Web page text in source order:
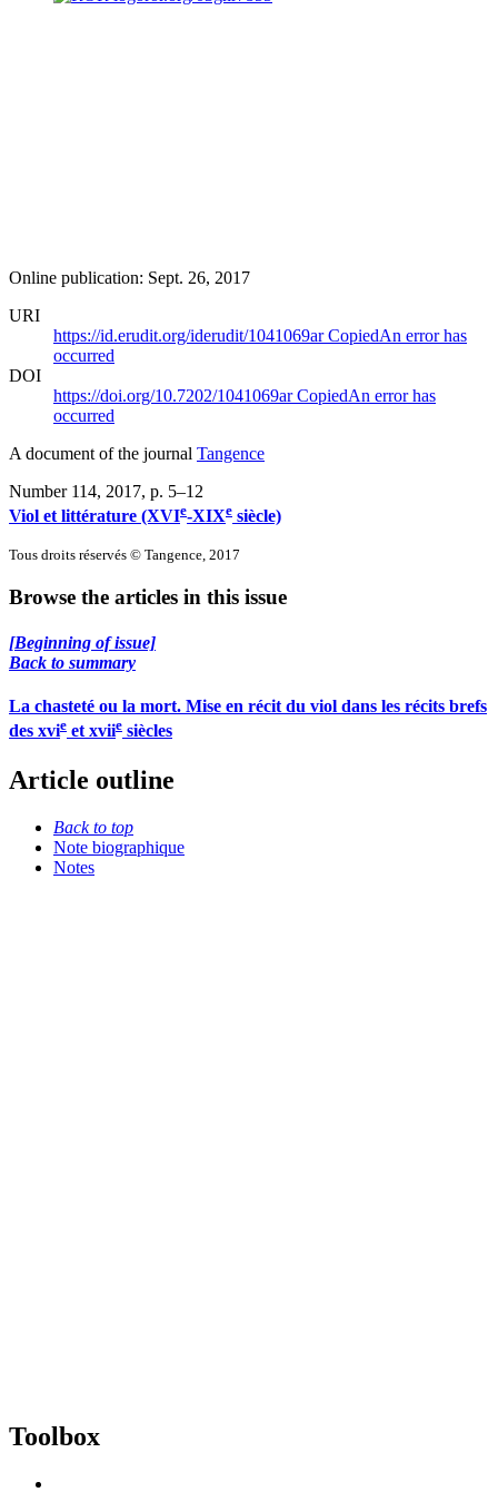
Online publication: Sept. 26, 2017
URI
https://id.erudit.org/iderudit/1041069arCopiedAn error has
occurred
DOI
https://doi.org/10.7202/1041069arCopiedAn error has
occurred
A document of the journal Tangence
Number 114, 2017, p. 5–12
Viol et littérature (XVIe-XIXe siècle)
Tous droits réservés © Tangence, 2017
Browse the articles in this issue
[Beginning of issue]
Back to summary
La chasteté ou la mort. Mise en récit du viol dans les récits brefs
des xvie etxviie siècles
Article outline
Back to top
Note biographique
Notes
Toolbox